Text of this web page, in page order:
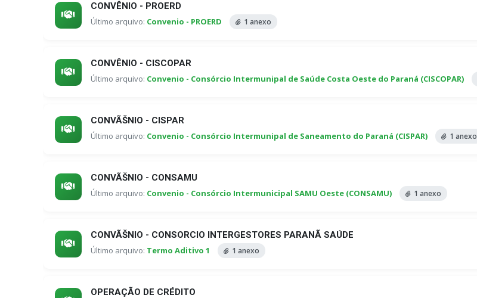
CONVÊNIO - PROERD
Último arquivo: Convenio - PROERD 1 anexo
CONVÊNIO - CISCOPAR
Último arquivo: Convenio - Consórcio Intermunipal de Saúde Costa Oeste do Paraná (CISCOPAR)
CONVÃŠNIO - CISPAR
Último arquivo: Convenio - Consórcio Intermunipal de Saneamento do Paraná (CISPAR) 1 anexo
CONVÃŠNIO - CONSAMU
Último arquivo: Convenio - Consórcio Intermunicipal SAMU Oeste (CONSAMU) 1 anexo
CONVÃŠNIO - CONSORCIO INTERGESTORES PARANÃ SAÚDE
Último arquivo: Termo Aditivo 1 1 anexo
OPERAÇÃO DE CRÉDITO